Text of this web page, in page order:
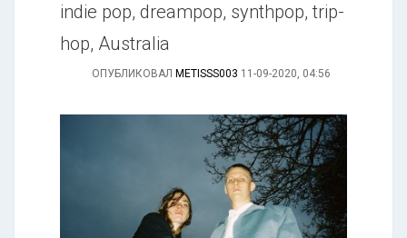
indie pop, dreampop, synthpop, trip-
hop, Australia
ОПУБЛИКОВАЛ METISSS003 11-09-2020, 04:56